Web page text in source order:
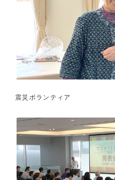
震災ボランティア